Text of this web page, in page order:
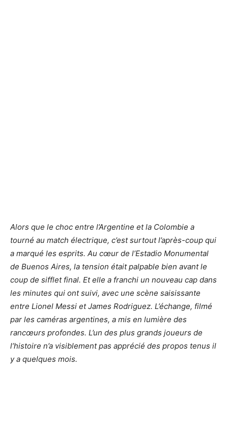
Alors que le choc entre l’Argentine et la Colombie a
tourné au match électrique, c’est surtout l’après-coup qui
a marqué les esprits. Au cœur de l’Estadio Monumental
de Buenos Aires, la tension était palpable bien avant le
coup de sifflet final. Et elle a franchi un nouveau cap dans
les minutes qui ont suivi, avec une scène saisissante
entre Lionel Messi et James Rodriguez. L’échange, filmé
par les caméras argentines, a mis en lumière des
rancœurs profondes. L’un des plus grands joueurs de
l’histoire n’a visiblement pas apprécié des propos tenus il
y a quelques mois.